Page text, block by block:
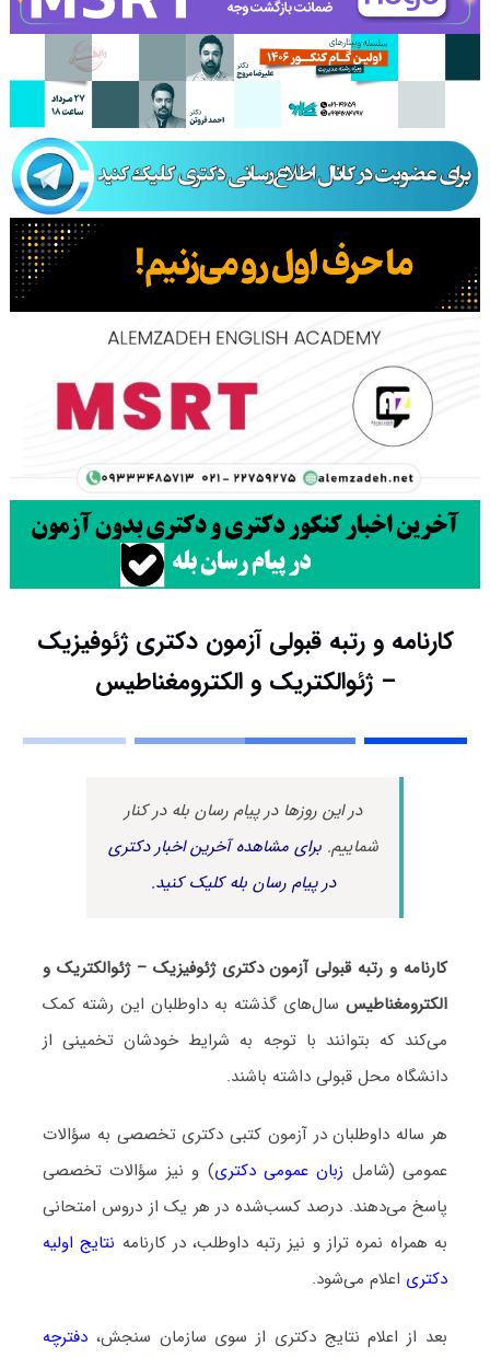
کارنامه و رتبه قبولی آزمون دکتری ژئوفیزیک
– ژئوالکتریک و الکترومغناطیس
در این روزها در پیام رسان بله در کنار
شماییم.برای مشاهده آخرین اخبار دکتری
در پیام رسان بله کلیک کنید.
کارنامه و رتبه قبولی آزمون دکتری ژئوفیزیک – ژئوالکتریک و
الکترومغناطیسسال‌های گذشته به داوطلبان این رشته کمک
می‌کند که بتوانند با توجه به شرایط خودشان تخمینی از
دانشگاه محل قبولی داشته باشند.
هر ساله داوطلبان در آزمون کتبی دکتری تخصصی به سؤالات
عمومی (شامل زبان عمومی دکتری) و نیز سؤالات تخصصی
پاسخ می‌دهند. درصد کسب‌شده در هر یک از دروس امتحانی
به همراه نمره تراز و نیز رتبه داوطلب، در کارنامه نتایج اولیه
دکتری اعلام می‌شود.
بعد از اعلام نتایج دکتری از سوی سازمان سنجش،دفترچه